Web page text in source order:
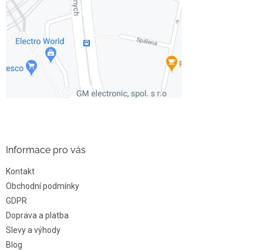
Informace pro vás
Kontakt
Obchodní podmínky
GDPR
Doprava a platba
Slevy a výhody
Blog